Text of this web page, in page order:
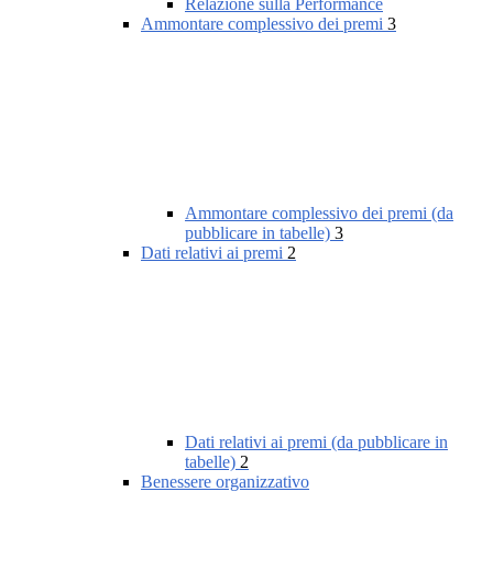
Relazione sulla Performance
Ammontare complessivo dei premi 3
Ammontare complessivo dei premi (da
pubblicare in tabelle) 3
Dati relativi ai premi 2
Dati relativi ai premi (da pubblicare in
tabelle) 2
Benessere organizzativo